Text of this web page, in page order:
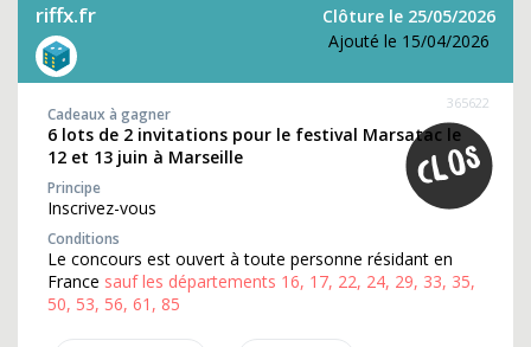
riffx.fr
Clôture le 25/05/2026
Ajouté le 15/04/2026
365622
Cadeaux à gagner
6 lots de 2 invitations pour le festival Marsatac le
12 et 13 juin à Marseille
Principe
Inscrivez-vous
Conditions
Le concours est ouvert à toute personne résidant en
France sauf les départements 16, 17, 22, 24, 29, 33, 35,
50, 53, 56, 61, 85